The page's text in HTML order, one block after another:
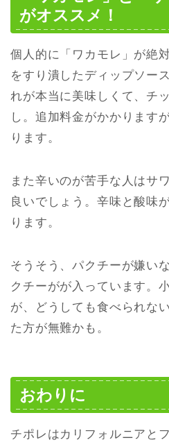
がオススメ！
個人的に「ワカモレ」が絶
をすり潰したディップソー
れが本当に美味しくて、チ
し。追加料金がかかります
ります。
また辛いのが苦手な人はサ
良いでしょう。辛味と酸味
ります。
そうそう、パクチーが嫌い
クチーがが入っています。
が、どうしても食べられな
た方が無難かも。
おわりに
チポレはカリフォルニアと